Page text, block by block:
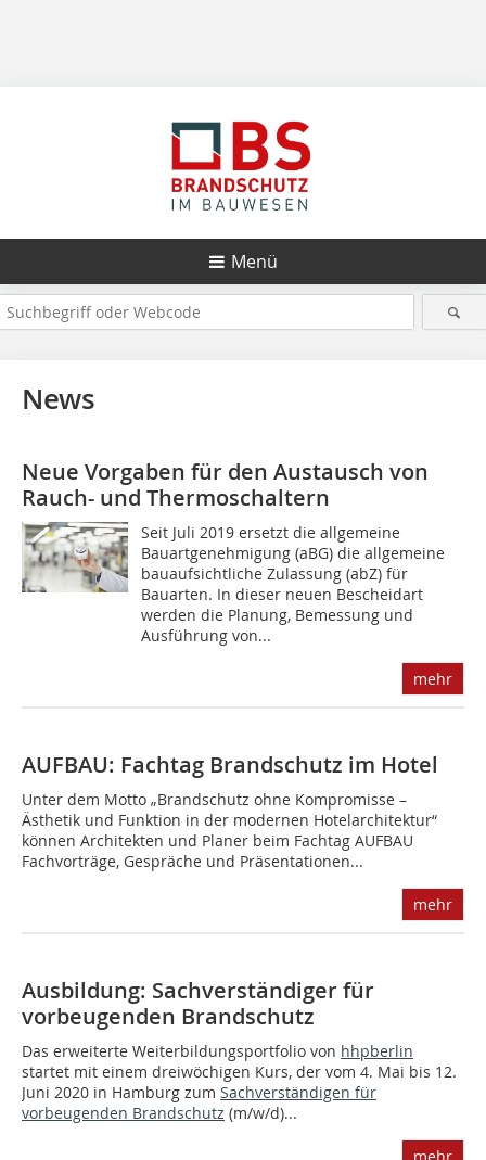
Menü
News
Neue Vorgaben für den Austausch von
Rauch- und Thermoschaltern
Seit Juli 2019 ersetzt die allgemeine
Bauartgenehmigung (aBG) die allgemeine
bauaufsichtliche Zulassung (abZ) für
Bauarten. In dieser neuen Bescheidart
werden die Planung, Bemessung und
Ausführung von...
mehr
AUFBAU: Fachtag Brandschutz im Hotel
Unter dem Motto „Brandschutz ohne Kompromisse –
Ästhetik und Funktion in der modernen Hotelarchitektur“
können Architekten und Planer beim Fachtag AUFBAU
Fachvorträge, Gespräche und Präsentationen...
mehr
Ausbildung: Sachverständiger für
vorbeugenden Brandschutz
Das erweiterte Weiterbildungsportfolio von hhpberlin
startet mit einem dreiwöchigen Kurs, der vom 4. Mai bis 12.
Juni 2020 in Hamburg zum Sachverständigen für
vorbeugenden Brandschutz (m/w/d)...